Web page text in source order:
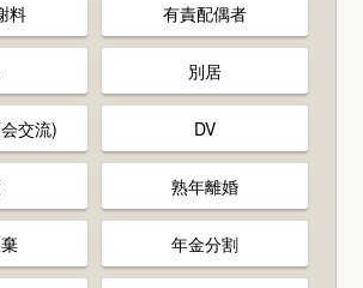
料 有責配偶者
別居
交流) DV
熟年離婚
年金分割